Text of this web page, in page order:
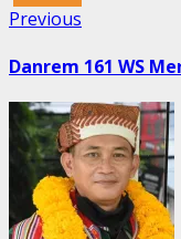
Post
navigation
Previous
Danrem 161 WS